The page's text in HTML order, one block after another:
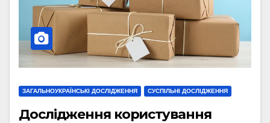
ЗАГАЛЬНОУКРАЇНСЬКІ ДОСЛІДЖЕННЯ СУСПІЛЬНІ ДОСЛІДЖЕННЯ
Дослідження користування